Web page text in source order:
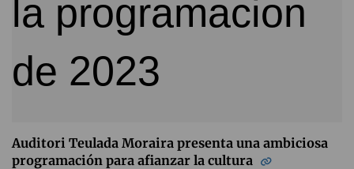
Auditori Teulada Moraira presenta una ambiciosa
programación para afianzar la cultura